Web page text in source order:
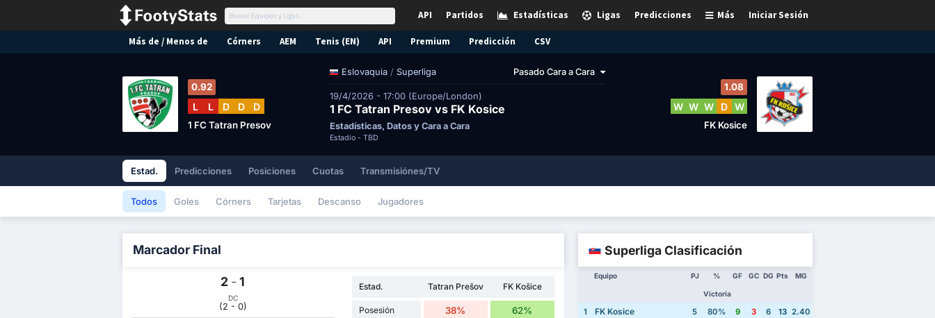
Iniciar Sesión
Más
Predicciones
Ligas
Estadísticas
Partidos
API
Más de / Menos de Córners AEM Tenis (EN) API Premium Predicción CSV
Eslovaquia / Superliga Pasado Cara a Cara
19/4/2026 - 17:00 (Europe/London)
1 FC Tatran Presov vs FK Kosice
Estadísticas, Datos y Cara a Cara
Estadio - TBD
0.92
L L D D D
1 FC Tatran Presov
1.08
W W W D W
FK Kosice
Estad. Predicciones Posiciones Cuotas Transmisiónes/TV
Todos Goles Córners Tarjetas Descanso Jugadores
Marcador Final
2 - 1
DC
(2 - 0)
Estad. Tatran Prešov FK Košice
Posesión 38% 62%
Superliga Clasificación
Equipo PJ %
Victoria
GF GC DG Pts MG
1 FK Kosice 5 80% 9 3 6 13 2.40